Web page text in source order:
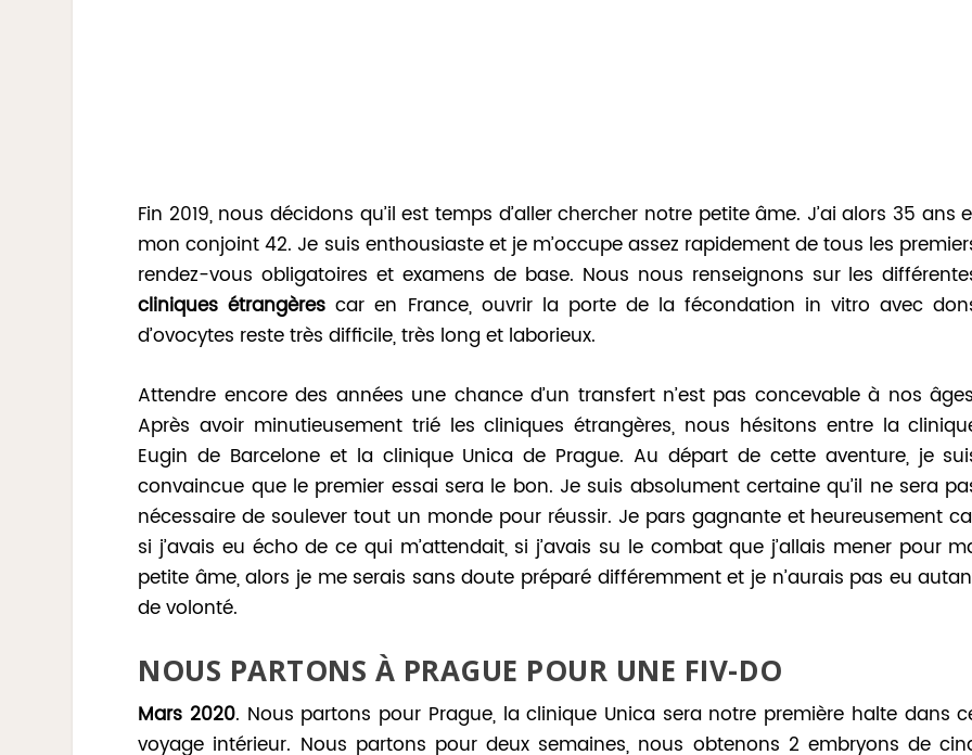
Fin 2019, nous décidons qu’il est temps d’aller chercher notre petite âme. J’ai alors 35 ans
mon conjoint 42. Je suis enthousiaste et je m’occupe assez rapidement de tous les
rendez-vous obligatoires et examens de base. Nous nous renseignons sur les
cliniques étrangères car en France, ouvrir la porte de la fécondation in vitro avec
d’ovocytes reste très difficile, très long et laborieux.
Attendre encore des années une chance d’un transfert n’est pas concevable à nos
Après avoir minutieusement trié les cliniques étrangères, nous hésitons entre la
Eugin de Barcelone et la clinique Unica de Prague. Au départ de cette aventure, je
convaincue que le premier essai sera le bon. Je suis absolument certaine qu’il ne sera
nécessaire de soulever tout un monde pour réussir. Je pars gagnante et heureusement
si j’avais eu écho de ce qui m’attendait, si j’avais su le combat que j’allais mener pour
petite âme, alors je me serais sans doute préparé différemment et je n’aurais pas eu
de volonté.
NOUS PARTONS À PRAGUE POUR UNE FIV-DO
Mars 2020. Nous partons pour Prague, la clinique Unica sera notre première halte dans
voyage intérieur. Nous partons pour deux semaines, nous obtenons 2 embryons de